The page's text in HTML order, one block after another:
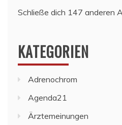
Schließe dich 147 anderen
KATEGORIEN
Adrenochrom
Agenda21
Ärztemeinungen